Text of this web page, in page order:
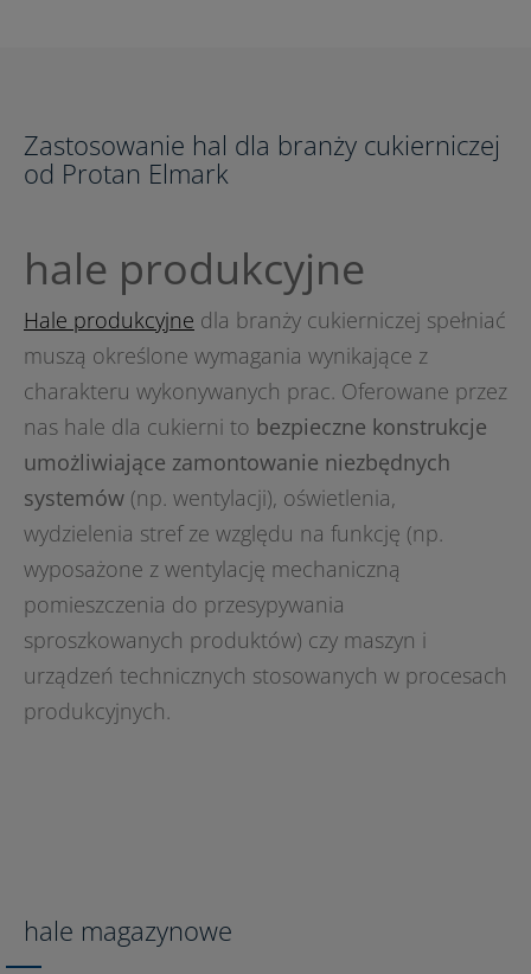
Zastosowanie hal dla branży cukierniczej
od Protan Elmark
hale produkcyjne
Hale produkcyjne dla branży cukierniczej spełniać
muszą określone wymagania wynikające z
charakteru wykonywanych prac. Oferowane przez
nas hale dla cukierni to bezpieczne konstrukcje
umożliwiające zamontowanie niezbędnych
systemów (np. wentylacji), oświetlenia,
wydzielenia stref ze względu na funkcję (np.
wyposażone z wentylację mechaniczną
pomieszczenia do przesypywania
sproszkowanych produktów) czy maszyn i
urządzeń technicznych stosowanych w procesach
produkcyjnych.
hale magazynowe